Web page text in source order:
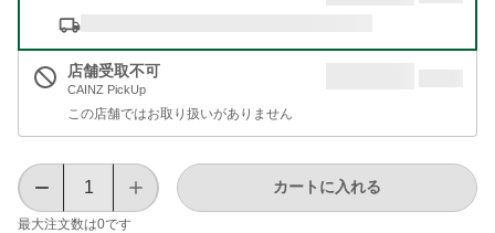
店舗受取不可
CAINZ PickUp
この店舗ではお取り扱いがありません
最大注文数は0です
カートに入れる